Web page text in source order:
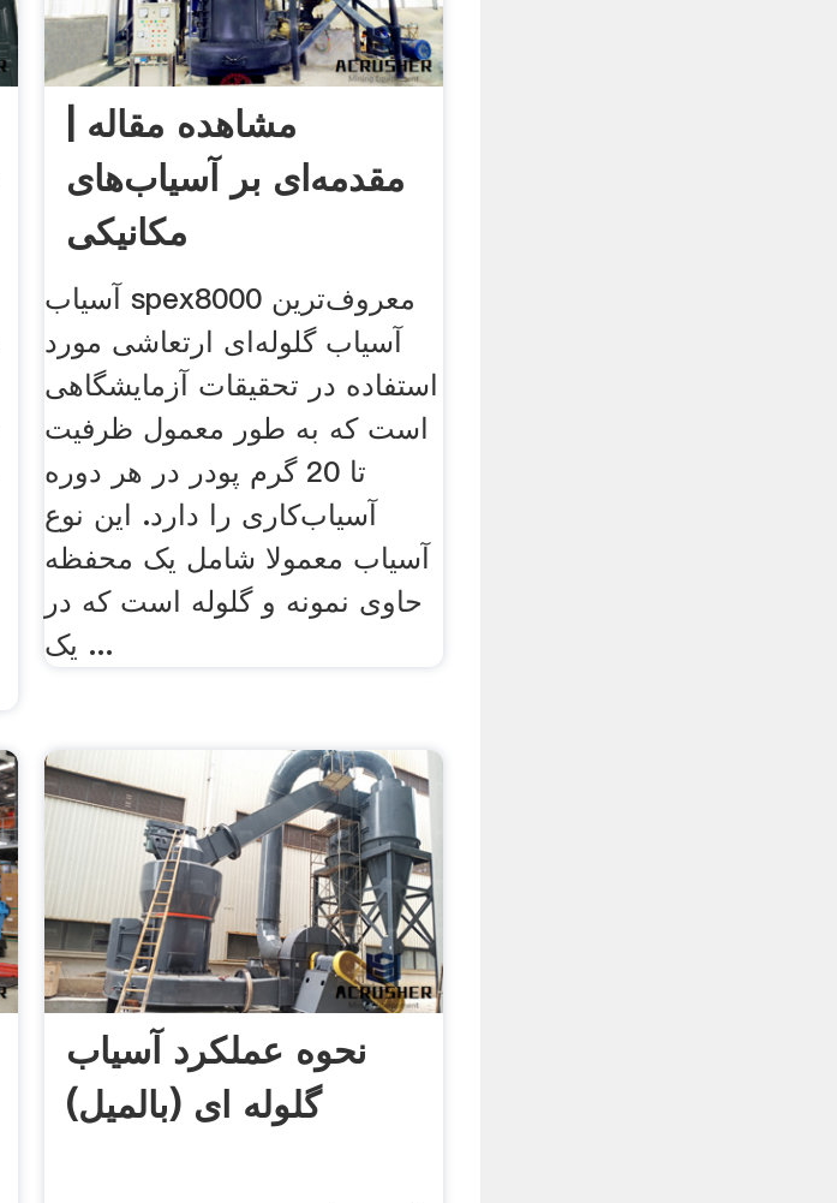
مشاهده مقاله |
مقدمه‌ای بر آسیاب‌های
مکانیکی
آسیاب spex8000 معروف‌ترین
آسیاب گلوله‌ای ارتعاشی مورد
استفاده در تحقیقات آزمایشگاهی
است که به طور معمول ظرفیت
تا 20 گرم پودر در هر دوره
آسیاب‌کاری را دارد. این نوع
آسیاب معمولا شامل یک محفظه
حاوی نمونه و گلوله است که در
یک ...
نحوه عملکرد آسیاب
گلوله ای (بالمیل)